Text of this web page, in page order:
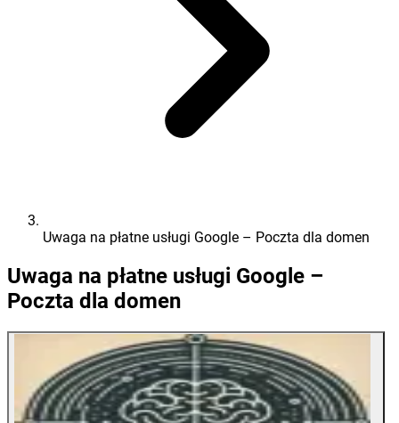
Uwaga na płatne usługi Google – Poczta dla domen
Uwaga na płatne usługi Google –
Poczta dla domen